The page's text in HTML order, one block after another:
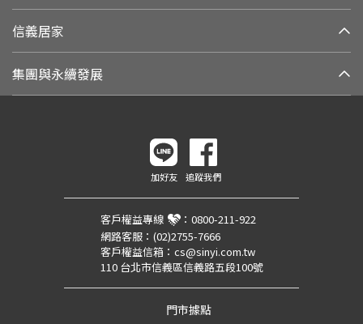
信義居家
集團與永續發展
加好友 追蹤我們
客戶權益專線 ： 0800-211-922
網路客服： (02)2755-7666
客戶權益信箱： cs@sinyi.com.tw
110 台北市信義區信義路五段100號
門市據點